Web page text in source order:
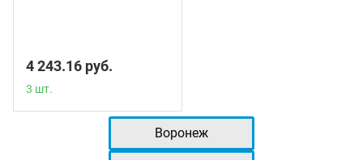
4 243.16 руб.
3 шт.
Воронеж